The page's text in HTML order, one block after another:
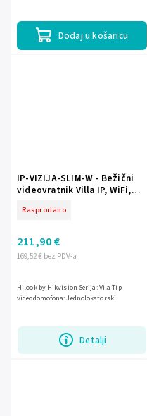
Dodaj u košaricu
IP-VIZIJA-SLIM-W - Bežični
videovratnik Villa IP, WiFi,
Rasprodano
169,52 € bez PDV-a
211,90 €
Detalji
Hilook by Hikvision Serija: Vila Tip
videodomofona: Jednolokatorski